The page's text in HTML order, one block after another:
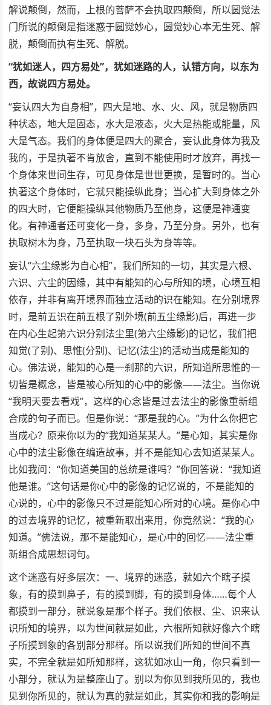
解说颠倒，然而，上根的菩萨不会执取四颠倒，所以圆觉法
门所说的颠倒是指迷惑于圆觉妙心，圆觉妙心本无生死、解
脱，颠倒而执有生死、解脱。
“犹如迷人，四方易处”，犹如迷路的人，认错方向，以东为
西，故说四方易处。
“妄认四大为自身相”，四大是地、水、火、风，就是物质四
种状态，地大是固态，水大是液态，火大是热能或能量，风
大是气态。我们的身体便是四大的聚合，妄认此身体为我及
我的，于是执著不肯放舍，直到不能使用时才放弃，再找一
个身体来世间生存，可见身体是世世更换，是暂时的。当心
执著这个身体时，它就只能操纵此身；当心扩大到身体之外
的四大时，它便能操纵其他物质乃至他身，这便是神通变
化。有神通者还可变化一身，多身，乃至分身。另外，也有
执取树木为身，乃至执取一块石头为身等等。
妄认“六尘缘影为自心相”，我们所知的一切，其实是六根、
六识、六尘的因缘，其中有能知的心与所知的境，心境互相
依存，并非有离开境界而独立活动的识在能知。在分别境界
时，是前五识在前五根了别外境(前五尘缘影)后，再进一步
在内心生起第六识分别法尘里(第六尘缘影)的记忆，我们把
知觉(了别)、思惟(分别)、记忆(法尘)的活动当成是能知的
心。佛法说，能知的心是一刹那的六识，所知道所思惟的一
切皆是概念，皆是被心所知的心中的影像——法尘。当你说
“我明天要去看戏”，这样的心念皆是过去法尘的影像重新组
合成的句子而已。但是你说：“那是我的心。”为什么你把它
当成心？原来你以为的“我知道某某人。”是心知，其实是你
心中的法尘影像在编造故事，并不是能知心去知道某某人。
比如我问：“你知道美国的总统是谁吗？”你回答说：“我知道
他是谁。”这句话是你心中的影像的记忆说的，不是能知的
心说的，心中的影像只不过是能知心所对的心境。是你心中
的过去境界的记忆，被重新取出来用，你竟然说：“我的心
知道。”佛法说，那不是能知心，是心中的回忆——法尘重
新组合成思想词句。
这个迷惑有好多层次：一、境界的迷惑，就如六个瞎子摸
象，有的摸到鼻子，有的摸到脚，有的摸到身体……每个人
都摸到一部分，就说象是那个样子。我们依根、尘、识来认
识所知的境界，以为世间就是如此，六根所知就好像六个瞎
子所摸到象的各别部分那样。所以说我们所知的世间不真
实，不完全就是如所知那样，这犹如冰山一角，你只看到一
小部分，就认为是整座山了。别以为你见到我所见的，我也
见到你所见的，就认为真的就是如此，其实你和我的影响是